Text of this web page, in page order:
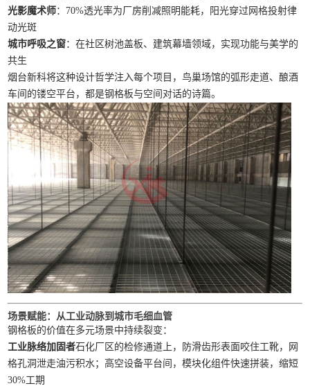
光影魔术师：70%透光率为厂房削减照明能耗，阳光穿过网格投射律
动光斑
城市呼吸之窗：在社区树池盖板、建筑幕墙领域，实现功能与美学的
共生
烟台新科将这种设计哲学注入每个项目，鸟巢场馆的弧形走道、酿酒
车间的镂空平台，都是钢格板与空间对话的诗篇。
场景赋能：从工业动脉到城市毛细血管
钢格板的价值在多元场景中持续裂变：
工业脉络加固者石化厂区的检修通道上，防滑齿形表面咬住工靴，网
格孔洞泄走油污积水；高空设备平台间，模块化组件快速拼装，缩短
30%工期